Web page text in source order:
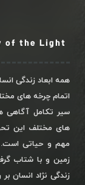
of the Light
همه ابعاد زندگی
اتمام چرخه های
سیر تکامل آگاهی
های مختلف این
مهم و حیاتی است.
زمین و با شتاب
زندگی نژاد انسان